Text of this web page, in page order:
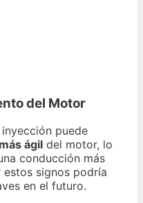
del Motor
puede
ágil del motor, lo
conducción más
signos podría
en el futuro.